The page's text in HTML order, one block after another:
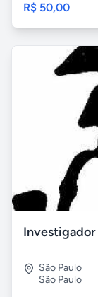
R$ 50,00
Investigador
São Paulo
São Paulo